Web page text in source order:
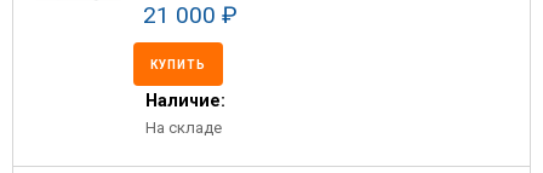
21 000 ₽
КУПИТЬ
Наличие:
На складе